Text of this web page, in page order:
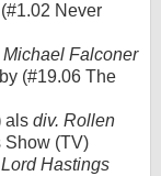
Never
Michael Falconer
(#19.06 The
als div. Rollen
Show (TV)
Lord Hastings